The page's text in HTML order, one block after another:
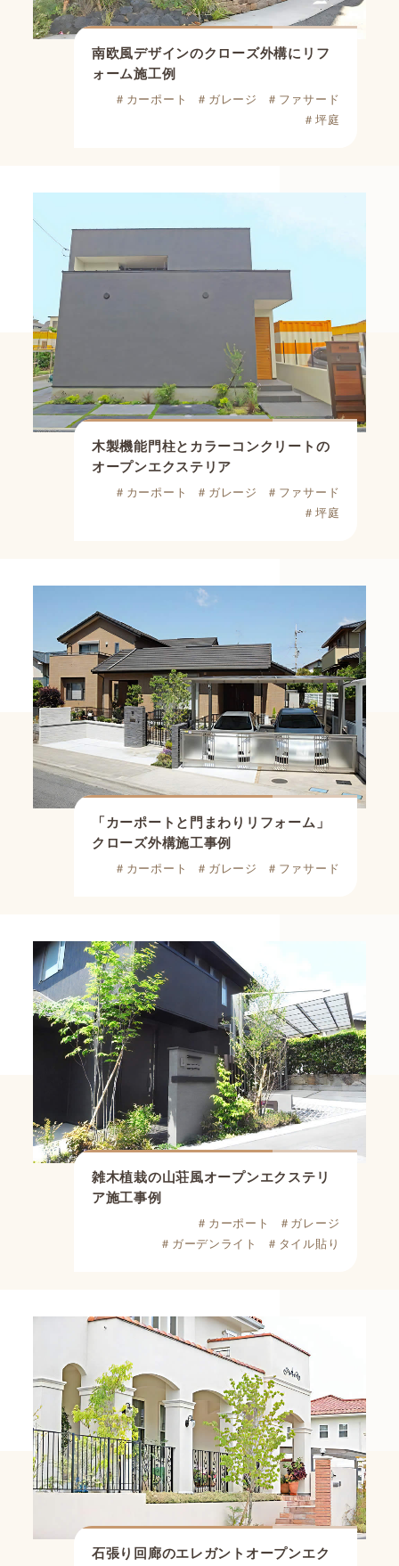
南欧風デザインのクローズ外構にリフ
ォーム施工例
＃カーポート ＃ガレージ
＃ファサード
＃坪庭
木製機能門柱とカラーコンクリートの
オープンエクステリア
＃カーポート ＃ガレージ
＃ファサード
＃坪庭
「カーポートと門まわりリフォーム」
クローズ外構施工事例
＃カーポート ＃ガレージ ＃ファサード
雑木植栽の山荘風オープンエクステリ
ア施工事例
＃カーポート
＃ガレージ
＃ガーデンライト
＃タイル貼り
石張り回廊のエレガントオープンエク